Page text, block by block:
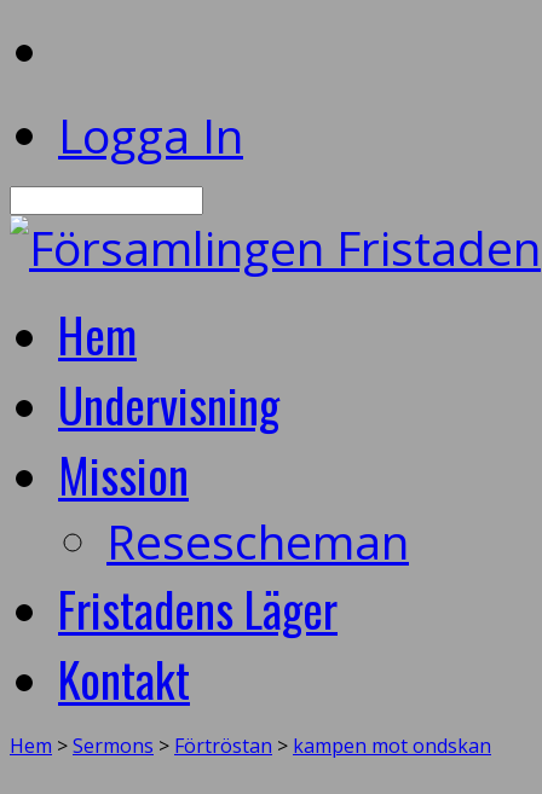
Logga In
Hem
Undervisning
Mission
Resescheman
Fristadens Läger
Kontakt
Hem >Sermons > Förtröstan > kampen mot ondskan